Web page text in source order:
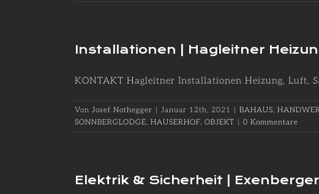
Installationen | Hagleitner
KONTAKT Hagleitner Installationen Heizung, Luft,
Von Josef Nothegger Januar 12th, 2021 BAHAUS,
SONNBERGLODGE, HAUSERHOF, OBJEKT 0 Kommentare
Elektrik & Sicherheit | Exenberger